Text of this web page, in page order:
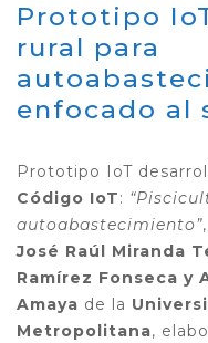
Prototipo
rural para
enfocado al
Prototipo IoT
Código IoT: “
autoabastecimiento”
José Raúl Miranda
Ramírez Fonseca y
Amaya de la
Metropolitana,